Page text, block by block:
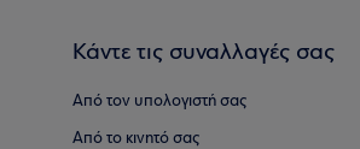
Κάντε τις συναλλαγές σας
Από τον υπολογιστή σας
Από το κινητό σας